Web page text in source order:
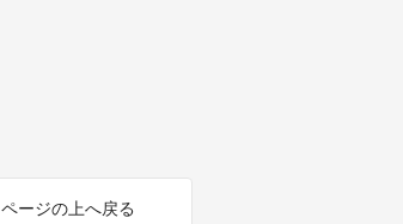
ページの上へ戻る